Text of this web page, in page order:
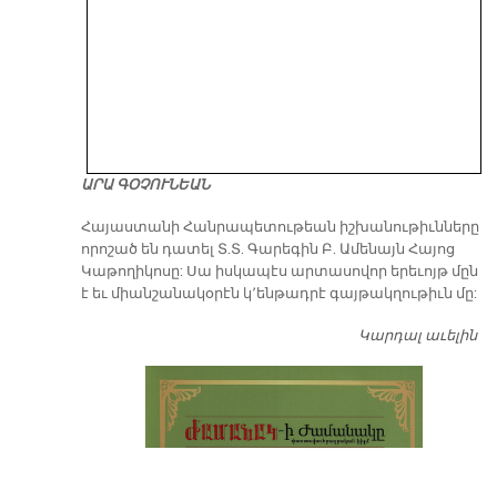
ԱՐԱ ԳՕՉՈՒՆԵԱՆ
​Հայաստանի Հանրապետութեան իշխանութիւնները
որոշած են դատել Տ.Տ. Գարեգին Բ. Ամենայն Հայոց
Կաթողիկոսը: Սա իսկապէս արտասովոր երեւոյթ մըն
է եւ միանշանակօրէն կ՚ենթադրէ գայթակղութիւն մը:
Կարդալ աւելին